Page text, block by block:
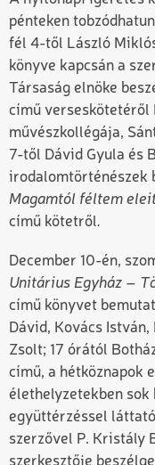
pénteken
fél 4-től László
könyve kapcsán a
Társaság elnöke
című verseskötetéről
művészkollégája,
7-től Dávid Gyula és
irodalomtörténészek
Magamtól féltem
című kötetről.
December 10-én,
Unitárius Egyház –
című könyvet
Dávid, Kovács
Zsolt; 17 órától
című, a hétköznapok
élethelyzetekben
együttérzéssel
szerzővel P. Kristály
szerkesztője